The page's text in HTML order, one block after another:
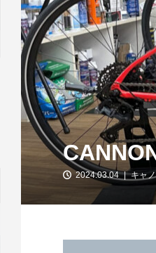
DISC カ
GIANT アルミ
Contend 2
2024.03.04 キャ
Bianchi 新型
量×エアロ...
2026.07.20